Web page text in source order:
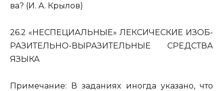
ва? (И. А. Кры­лов)
26.2 «НЕ­СПЕ­ЦИ­АЛЬ­НЫЕ» ЛЕК­СИ­ЧЕ­СКИЕ ИЗОБ­
РА­ЗИ­ТЕЛЬ­НО-ВЫ­РА­ЗИ­ТЕЛЬ­НЫЕ СРЕД­СТВА
ЯЗЫКА
При­ме­ча­ние: В за­да­ни­ях ино­гда ука­за­но, что